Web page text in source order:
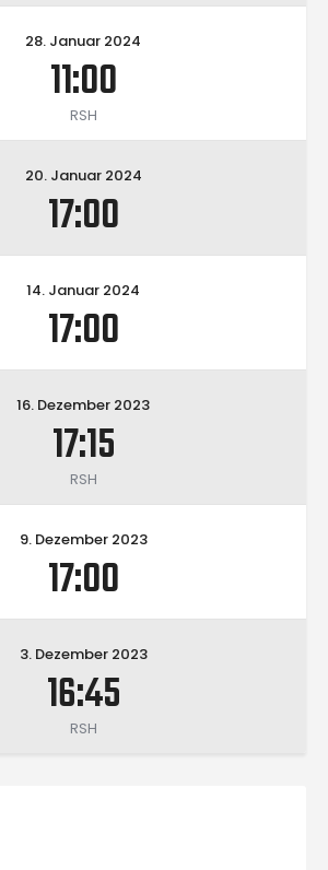
28. Januar 2024
11:00
RSH
20. Januar 2024
17:00
14. Januar 2024
17:00
16. Dezember 2023
17:15
RSH
9. Dezember 2023
17:00
3. Dezember 2023
16:45
RSH